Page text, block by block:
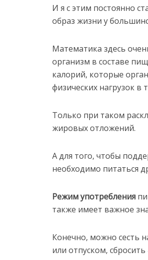
И я с этим постоянно
образ жизни у
Математика здесь
организм в составе
калорий, которые
физических нагрузок в
Только при таком
жировых отложений.
А для того, чтобы
необходимо питаться
Режим употребления
также имеет важное
Конечно, можно сесть
или отпуском,